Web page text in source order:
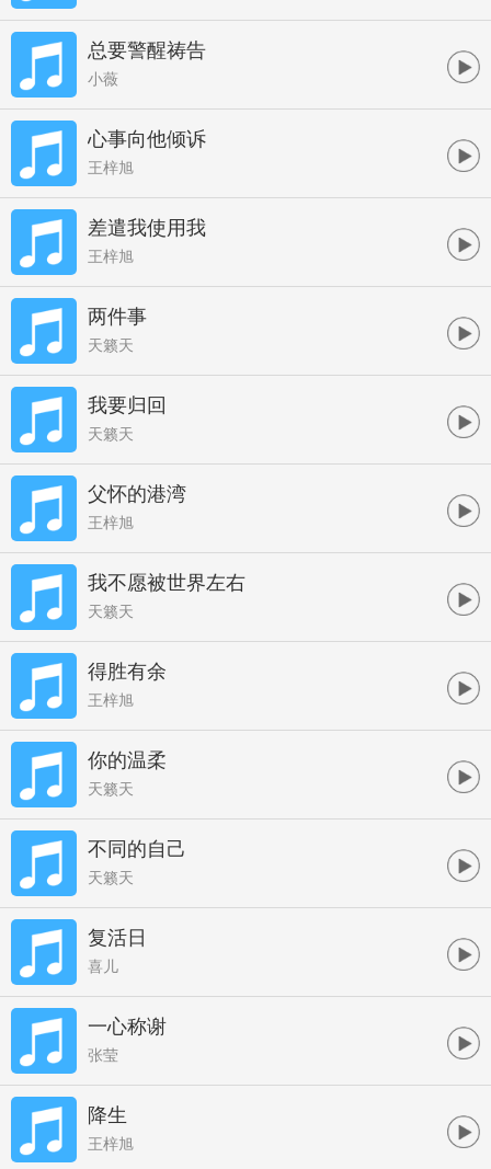
总要警醒祷告
小薇
心事向他倾诉
王梓旭
差遣我使用我
王梓旭
两件事
天籁天
我要归回
天籁天
父怀的港湾
王梓旭
我不愿被世界左右
天籁天
得胜有余
王梓旭
你的温柔
天籁天
不同的自己
天籁天
复活日
喜儿
一心称谢
张莹
降生
王梓旭